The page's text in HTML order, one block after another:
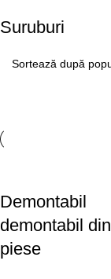
Suruburi
Demontabil
demontabil
piese